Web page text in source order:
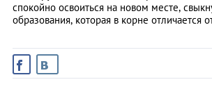
спокойно освоиться на новом месте,
образования, которая в корне отличается